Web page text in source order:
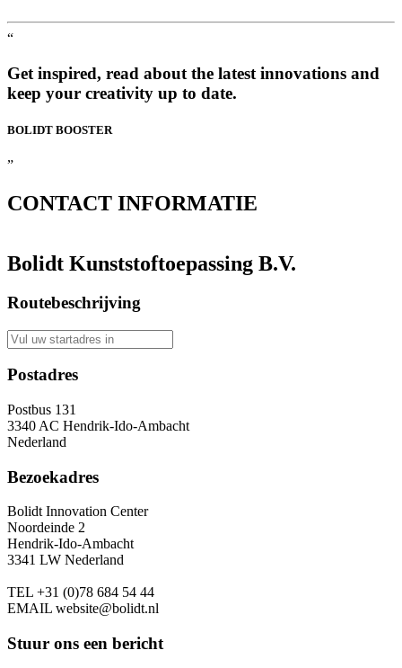
“
Get inspired, read about the latest innovations and
keep your creativity up to date.
BOLIDT BOOSTER
”
CONTACT INFORMATIE
Bolidt Kunststoftoepassing B.V.
Routebeschrijving
Postadres
Postbus 131
3340 AC Hendrik-Ido-Ambacht
Nederland
Bezoekadres
Bolidt Innovation Center
Noordeinde 2
Hendrik-Ido-Ambacht
3341 LW Nederland
TEL +31 (0)78 684 54 44
EMAIL website@bolidt.nl
Stuur ons een bericht